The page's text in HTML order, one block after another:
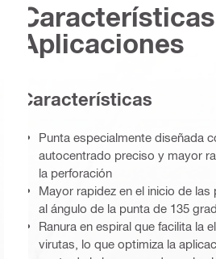
Aplicaciones
Características
Punta especialmente diseñada
autocentrado preciso y mayor
la perforación
Mayor rapidez en el inicio de
al ángulo de la punta de 135
Ranura en espiral que facilita la
virutas, lo que optimiza la